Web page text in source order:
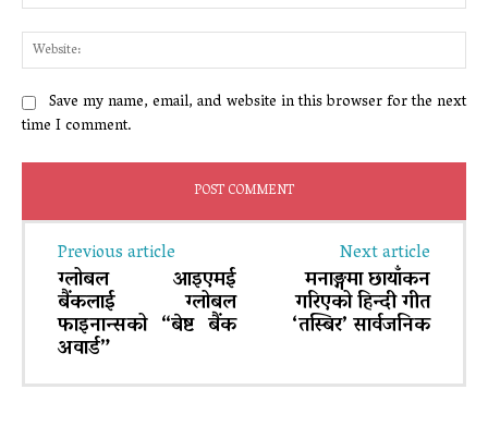
Save my name, email, and website in this browser for the next
time I comment.
Previous article
ग्लोबल आइएमई
बैंकलाई ग्लोबल
फाइनान्सको “बेष्ट बैंक
अवार्ड”
Next article
मनाङ्गमा छायाँकन
गरिएको हिन्दी गीत
‘तस्बिर’ सार्वजनिक